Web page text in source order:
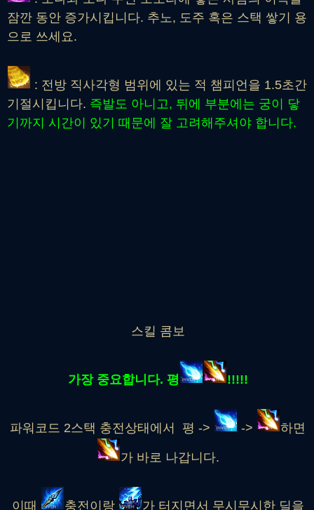
잠깐 동안 증가시킵니다. 추노, 도주 혹은 스택 쌓기 용
으로 쓰세요.
: 전방 직사각형 범위에 있는 적 챔피언을 1.5초간
기절시킵니다. 즉발도 아니고, 뒤에 부분에는 궁이 닿
기까지 시간이 있기 때문에 잘 고려해주셔야 합니다.
스킬 콤보
가장 중요합니다. 평 !!!!!
파워코드 2스택 충전상태에서 평 -> -> 하면
가 바로 나갑니다.
이때 충전이랑
가 터지면서 무시무시한 딜을